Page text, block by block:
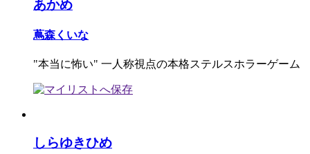
あかめ
蔦森くいな
"本当に怖い" 一人称視点の本格ステルスホラーゲーム
しらゆきひめ